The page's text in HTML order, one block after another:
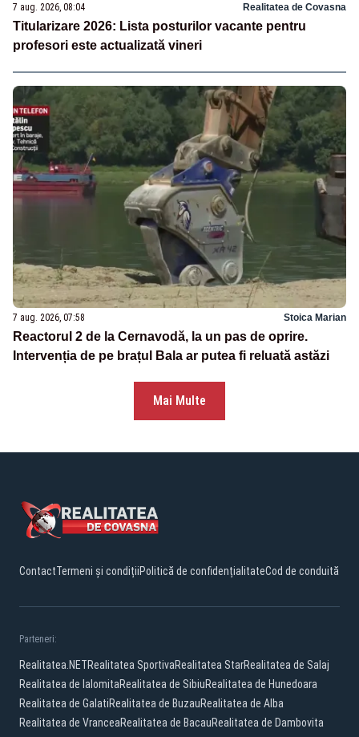
7 aug. 2026, 08:04 Realitatea de Covasna
Titularizare 2026: Lista posturilor vacante pentru
profesori este actualizată vineri
7 aug. 2026, 07:58 Stoica Marian
Reactorul 2 de la Cernavodă, la un pas de oprire.
Intervenția de pe brațul Bala ar putea fi reluată astăzi
Mai Multe
ContactTermeni și condițiiPolitică de confidențialitateCod de conduită
Parteneri:
Realitatea.NETRealitatea SportivaRealitatea StarRealitatea de Salaj
Realitatea de IalomitaRealitatea de SibiuRealitatea de Hunedoara
Realitatea de GalatiRealitatea de BuzauRealitatea de Alba
Realitatea de VranceaRealitatea de BacauRealitatea de Dambovita